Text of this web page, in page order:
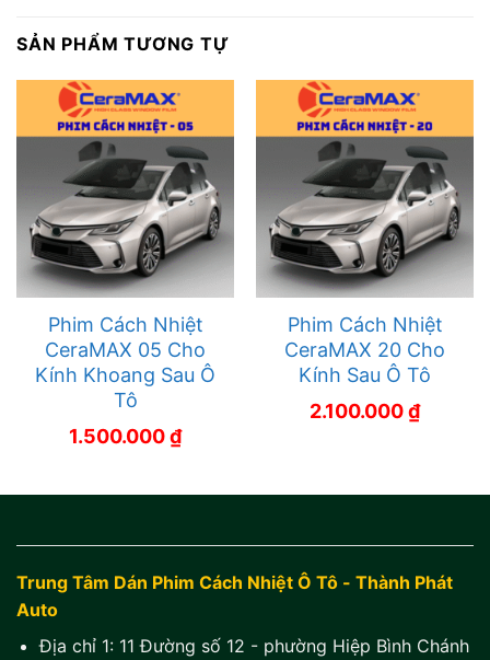
SẢN PHẨM TƯƠNG TỰ
Phim Cách Nhiệt
CeraMAX 05 Cho
Kính Khoang Sau Ô
Tô
1.500.000₫
Phim Cách Nhiệt
CeraMAX 20 Cho
Kính Sau Ô Tô
2.100.000₫
Trung Tâm Dán Phim Cách Nhiệt Ô Tô - Thành Phát
Auto
Địa chỉ 1: 11 Đường số 12 - phường Hiệp Bình Chánh